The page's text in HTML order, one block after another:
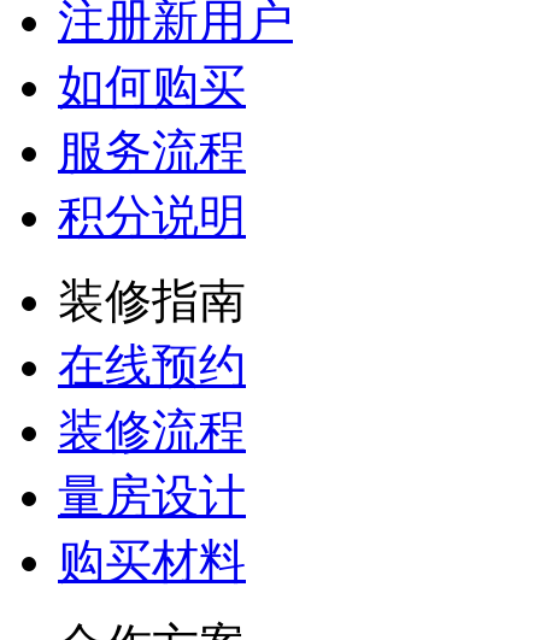
注册新用户
如何购买
服务流程
积分说明
装修指南
在线预约
装修流程
量房设计
购买材料